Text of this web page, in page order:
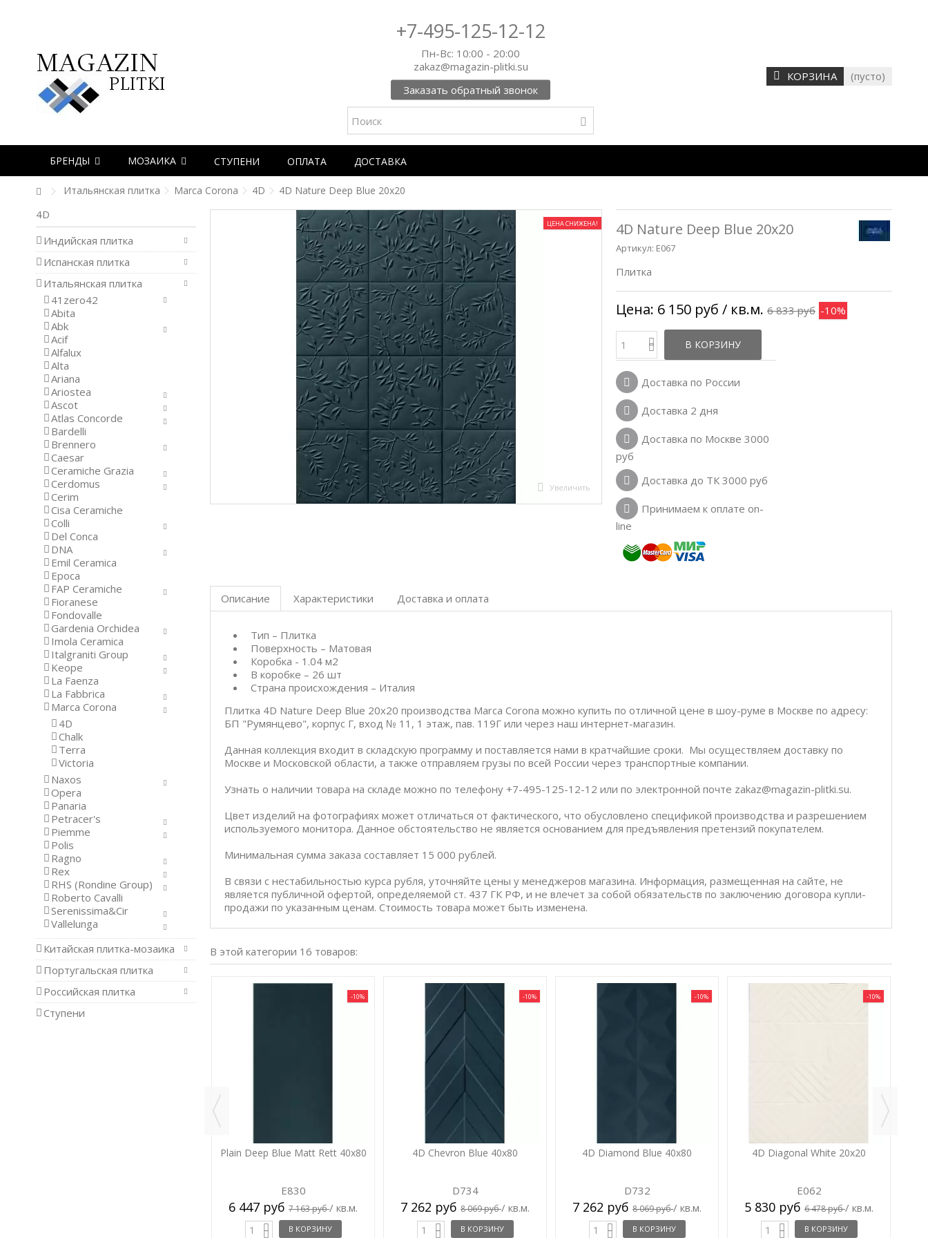
+7-495-125-12-12
Пн-Вс: 10:00 - 20:00
zakaz@magazin-plitki.su
Заказать обратный звонок
КОРЗИНА (пусто)
БРЕНДЫ МОЗАИКА СТУПЕНИ ОПЛАТА ДОСТАВКА
Итальянская плитка Marca Corona 4D 4D Nature Deep Blue 20x20
ЦЕНА СНИЖЕНА!
Увеличить
4D Nature Deep Blue 20x20
Артикул: E067
Плитка
Цена: 6 150 руб / кв.м. 6 833 руб -10%
В КОРЗИНУ
Доставка по России
Доставка 2 дня
Доставка по Москве 3000
руб
Доставка до ТК 3000 руб
Принимаем к оплате on-
line
Описание Характеристики Доставка и оплата
Тип – Плитка
Поверхность – Матовая
Коробка - 1.04 м2
В коробке – 26 шт
Страна происхождения – Италия
Плитка 4D Nature Deep Blue 20x20 производства Marca Corona можно купить по отличной цене в шоу-руме в Москве по адресу:
БП "Румянцево", корпус Г, вход № 11, 1 этаж, пав. 119Г или через наш интернет-магазин.
Данная коллекция входит в складскую программу и поставляется нами в кратчайшие сроки. Мы осуществляем доставку по
Москве и Московской области, а также отправляем грузы по всей России через транспортные компании.
Узнать о наличии товара на складе можно по телефону +7-495-125-12-12 или по электронной почте zakaz@magazin-plitki.su.
Цвет изделий на фотографиях может отличаться от фактического, что обусловлено спецификой производства и разрешением
используемого монитора. Данное обстоятельство не является основанием для предъявления претензий покупателем.
Минимальная сумма заказа составляет 15 000 рублей.
В связи с нестабильностью курса рубля, уточняйте цены у менеджеров магазина. Информация, размещенная на сайте, не
является публичной офертой, определяемой ст. 437 ГК РФ, и не влечет за собой обязательств по заключению договора купли-
продажи по указанным ценам. Стоимость товара может быть изменена.
В этой категории 16 товаров:
-10% -10%
Plain Deep Blue Matt Rett 40x80
E830
6 447 руб 7 163 руб/ кв.м.
В КОРЗИНУ
-10%
4D Chevron Blue 40x80
D734
7 262 руб 8 069 руб/ кв.м.
В КОРЗИНУ
-10%
4D Diamond Blue 40x80
D732
7 262 руб 8 069 руб/ кв.м.
В КОРЗИНУ
-10%
4D Diagonal White 20x20
E062
5 830 руб 6 478 руб/ кв.м.
В КОРЗИНУ
4D
Индийская плитка
Испанская плитка
Итальянская плитка
41zero42
Abita
Abk
Acif
Alfalux
Alta
Ariana
Ariostea
Ascot
Atlas Concorde
Bardelli
Brennero
Caesar
Ceramiche Grazia
Cerdomus
Cerim
Cisa Ceramiche
Colli
Del Conca
DNA
Emil Ceramica
Epoca
FAP Ceramiche
Fioranese
Fondovalle
Gardenia Orchidea
Imola Ceramica
Italgraniti Group
Keope
La Faenza
La Fabbrica
Marca Corona
4D
Chalk
Terra
Victoria
Naxos
Opera
Panaria
Petracer's
Piemme
Polis
Ragno
Rex
RHS (Rondine Group)
Roberto Cavalli
Serenissima&Cir
Vallelunga
Китайская плитка-мозаика
Португальская плитка
Российская плитка
Ступени